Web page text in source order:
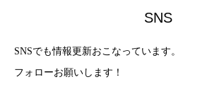
SNS
SNSでも情報更新おこなっています。
フォローお願いします！